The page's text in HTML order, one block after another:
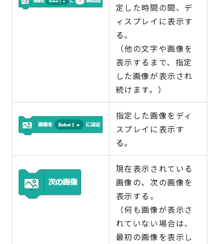
定した時間の間、デ
ィスプレイに表示す
る。
（他の文字や画像を
表示するまで、指定
した画像が表示され
続けます。）
指定した画像をディ
スプレイに表示す
る。
現在表示されている
画像の、次の画像を
表示する。
（何も画像が表示さ
れていない場合は、
最初の画像を表示し